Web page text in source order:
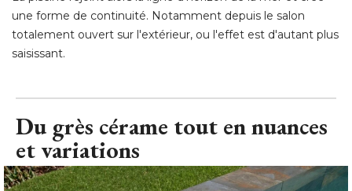
une forme de continuité. Notamment depuis le salon
totalement ouvert sur l'extérieur, ou l'effet est d'autant plus
saisissant.
Du grès cérame tout en nuances
et variations